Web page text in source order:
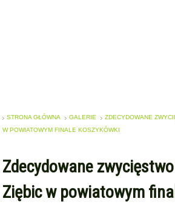
STRONA GŁÓWNA GALERIE
ZDECYDOWANE
W POWIATOWYM FINALE KOSZYKÓWKI
Zdecydowane
Ziębic w powiatowym